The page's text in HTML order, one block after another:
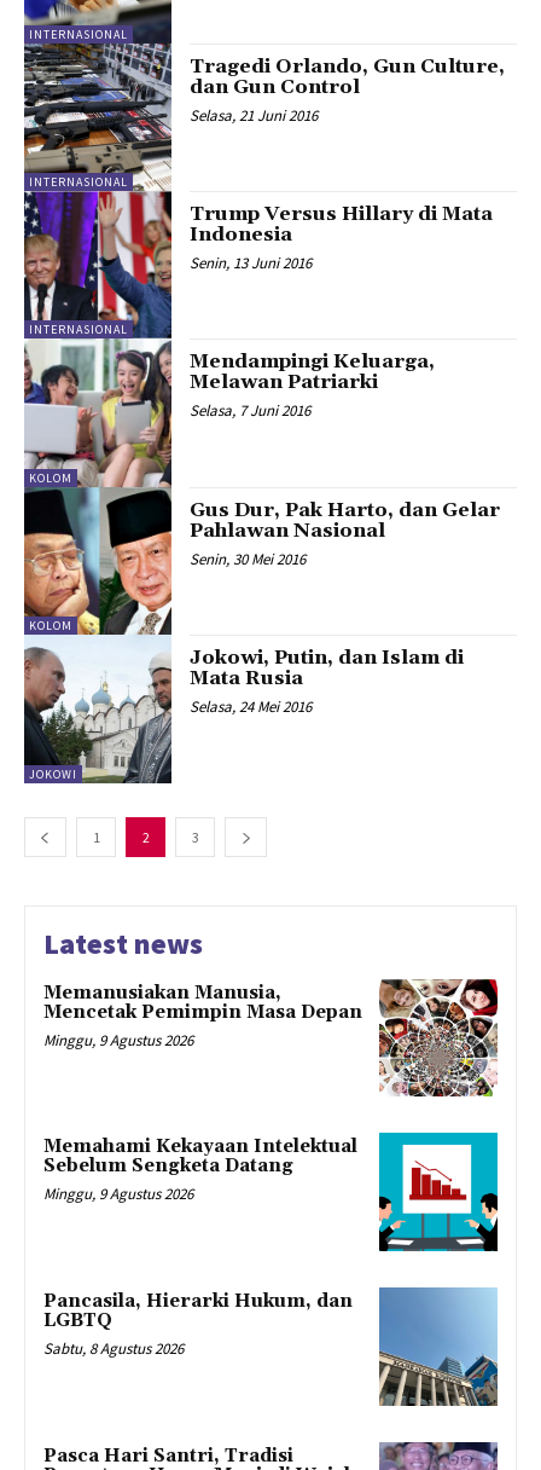
INTERNASIONAL
INTERNASIONAL
Tragedi Orlando, Gun Culture,
dan Gun Control
Selasa, 21 Juni 2016
INTERNASIONAL
Trump Versus Hillary di Mata
Indonesia
Senin, 13 Juni 2016
KOLOM
Mendampingi Keluarga,
Melawan Patriarki
Selasa, 7 Juni 2016
KOLOM
Gus Dur, Pak Harto, dan Gelar
Pahlawan Nasional
Senin, 30 Mei 2016
JOKOWI
Jokowi, Putin, dan Islam di
Mata Rusia
Selasa, 24 Mei 2016
1 2 3
Latest news
Memanusiakan Manusia,
Mencetak Pemimpin Masa Depan
Minggu, 9 Agustus 2026
Memahami Kekayaan Intelektual
Sebelum Sengketa Datang
Minggu, 9 Agustus 2026
Pancasila, Hierarki Hukum, dan
LGBTQ
Sabtu, 8 Agustus 2026
Pasca Hari Santri, Tradisi